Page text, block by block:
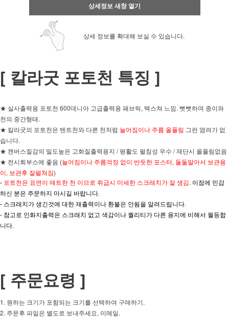
상세정보 새창 열기
상세 정보를 확대해 보실 수 있습니다.
[ 칼라굿 포토천 특징 ]
★ 실사출력용 포토천 600데니아 고급출력용 패브릭, 텍스쳐 느낌. 뻣뻣하며 종이와
천의 중간형태.
★ 칼라굿의 포토천은 텐트천와 다른 천처럼 늘어짐이나 주름 올풀림 그런 염려가 없
습니다.
★ 캔버스질감의 밀도높은 고화질출력용지 / 평활도 펼침성 우수 / 재단시 올풀림없음
★ 전시회부스에 좋음 (늘어짐이나 주름걱정 없이 반듯한 포스터, 둘둘말아서 보관용
이, 보관후 잘펼쳐짐)
- 포토천은 표면이 매트한 천 이므로 취급시 미세한 스크래치가 잘 생김 . 이점에 민감
하신 분은 주문하지 마시길 바랍니다.
- 스크래치가 생긴것에 대한 재출력이나 환불은 안됨을 알려드립니다.
- 참고로 인화지출력은 스크래치 없고 색감이나 퀄리티가 다른 용지에 비해서 월등합
니다.
[ 주문요령 ]
1. 원하는 크기가 포함되는 크기를 선택하여 구매하기.
2. 주문후 파일은 별도로 보내주세요, 이메일.